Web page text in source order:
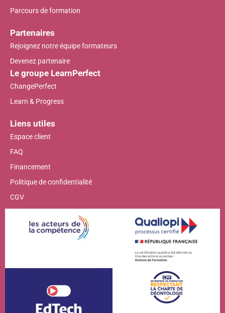
Parcours de formation
Partenaires
Rejoignez notre équipe formateurs
Devenez partenaire
Le groupe LearnPerfect
ChangePerfect
Learn & Progress
Liens utiles
Espace client
FAQ
Financement
Politique de confidentialité
CGV